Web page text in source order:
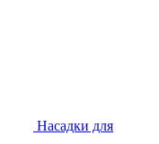
Насадки для